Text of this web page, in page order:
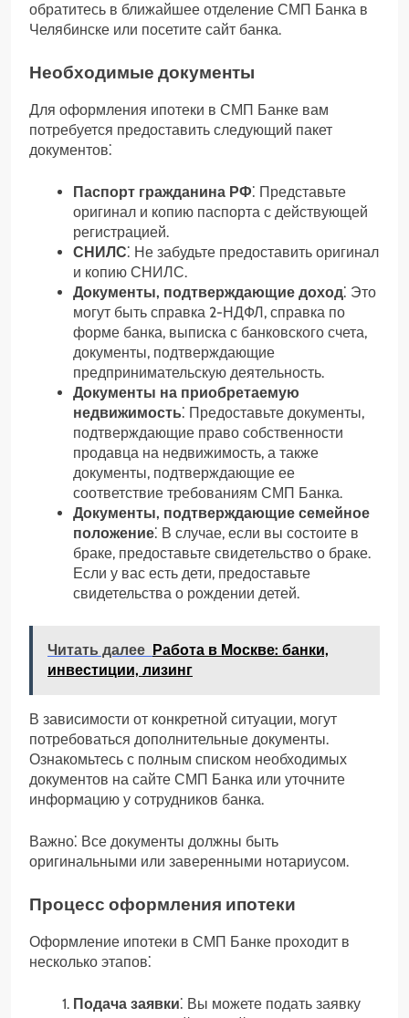
обратитесь в ближайшее отделение СМП Банка в
Челябинске или посетите сайт банка.
Необходимые документы
Для оформления ипотеки в СМП Банке вам
потребуется предоставить следующий пакет
документов⁚
Паспорт гражданина РФ⁚ Представьте
оригинал и копию паспорта с действующей
регистрацией.
СНИЛС⁚ Не забудьте предоставить оригинал
и копию СНИЛС.
Документы, подтверждающие доход⁚ Это
могут быть справка 2-НДФЛ, справка по
форме банка, выписка с банковского счета,
документы, подтверждающие
предпринимательскую деятельность.
Документы на приобретаемую
недвижимость⁚ Предоставьте документы,
подтверждающие право собственности
продавца на недвижимость, а также
документы, подтверждающие ее
соответствие требованиям СМП Банка.
Документы, подтверждающие семейное
положение⁚ В случае, если вы состоите в
браке, предоставьте свидетельство о браке.
Если у вас есть дети, предоставьте
свидетельства о рождении детей.
Читать далее Работа в Москве: банки,
инвестиции, лизинг
В зависимости от конкретной ситуации, могут
потребоваться дополнительные документы.
Ознакомьтесь с полным списком необходимых
документов на сайте СМП Банка или уточните
информацию у сотрудников банка.
Важно⁚ Все документы должны быть
оригинальными или заверенными нотариусом.
Процесс оформления ипотеки
Оформление ипотеки в СМП Банке проходит в
несколько этапов⁚
Подача заявки⁚ Вы можете подать заявку